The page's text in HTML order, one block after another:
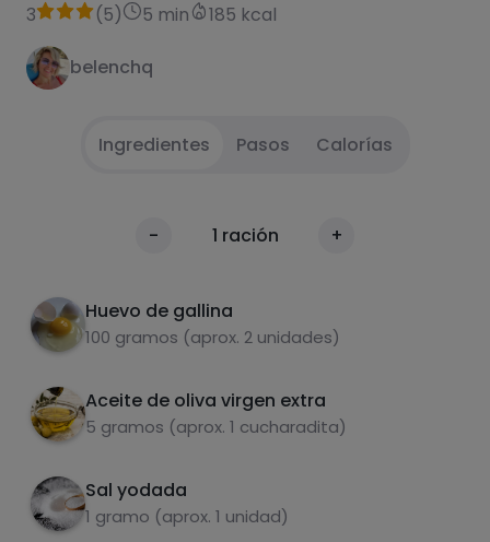
3 (5) 5 min 185 kcal
belenchq
Ingredientes Pasos Calorías
- 1 ración +
Huevo de gallina
100 gramos (aprox. 2 unidades)
Aceite de oliva virgen extra
5 gramos (aprox. 1 cucharadita)
Sal yodada
1 gramo (aprox. 1 unidad)
Batir el huevo con la sal.
caliente echar el huevo batido hasta que
dore por los dos lados.
Carbohidratos Proteínas